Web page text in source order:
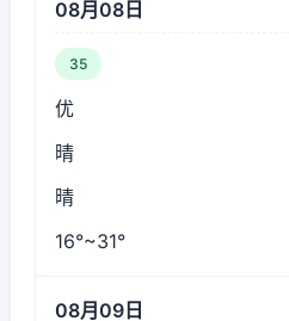
08月08日
35
优
晴
晴
16°~31°
08月09日